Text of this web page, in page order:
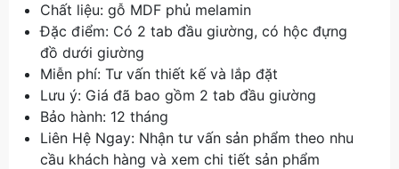
Chất liệu: gỗ MDF phủ melamin
Đặc điểm: Có 2 tab đầu giường, có hộc đựng
đồ dưới giường
Miễn phí: Tư vấn thiết kế và lắp đặt
Lưu ý: Giá đã bao gồm 2 tab đầu giường
Bảo hành: 12 tháng
Liên Hệ Ngay: Nhận tư vấn sản phẩm theo nhu
cầu khách hàng và xem chi tiết sản phẩm